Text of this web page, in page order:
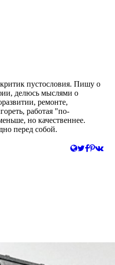
пустословия. Пишу о
делюсь мыслями о
ремонте,
работая "по-
но качественнее.
перед собой.